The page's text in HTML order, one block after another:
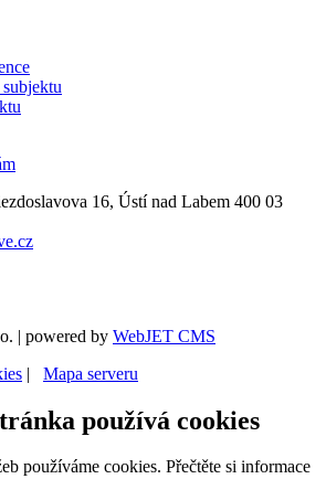
16, Ústí nad Labem 400 03
| powered by WebJET CMS
| ⁠ Mapa serveru
používá cookies
používáme cookies. Přečtěte si informace